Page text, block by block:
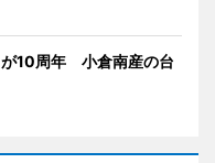
が10周年 小倉南産の台